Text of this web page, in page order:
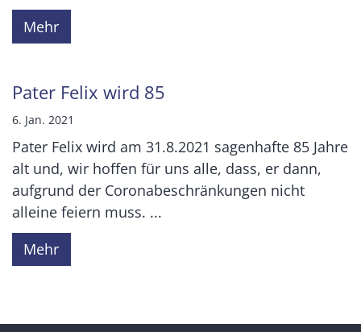
Mehr
Pater Felix wird 85
6. Jan. 2021
Pater Felix wird am 31.8.2021 sagenhafte 85 Jahre
alt und, wir hoffen für uns alle, dass, er dann,
aufgrund der Coronabeschränkungen nicht
alleine feiern muss. ...
Mehr